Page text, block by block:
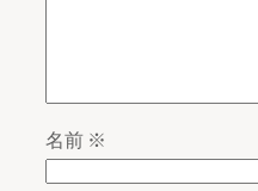
名前 ※